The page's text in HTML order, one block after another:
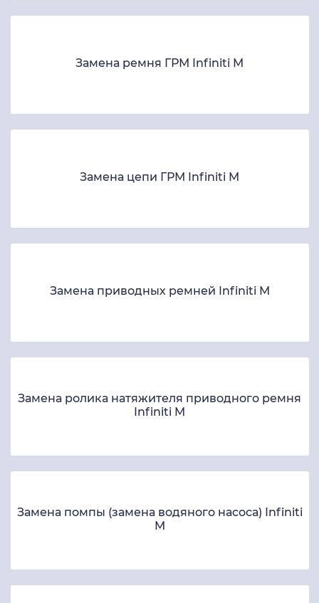
Замена ремня ГРМ Infiniti M
Замена цепи ГРМ Infiniti M
Замена приводных ремней Infiniti M
Замена ролика натяжителя приводного ремня
Infiniti M
Замена помпы (замена водяного насоса) Infiniti
M